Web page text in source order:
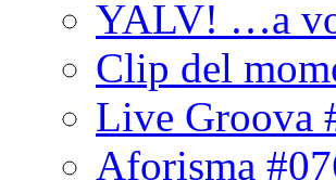
YALV! …a
Clip del
Live Groova
Aforisma